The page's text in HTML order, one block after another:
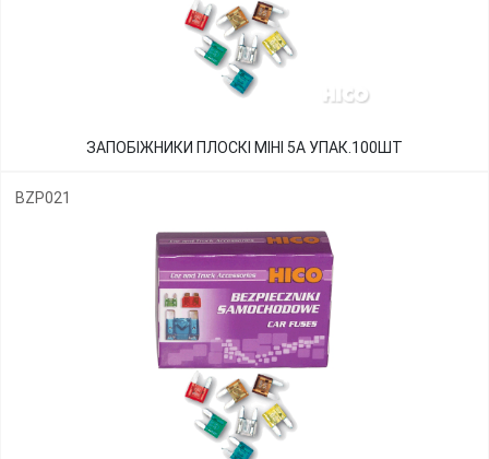
ЗАПОБІЖНИКИ ПЛОСКІ МІНІ 5А УПАК.100ШТ
BZP021